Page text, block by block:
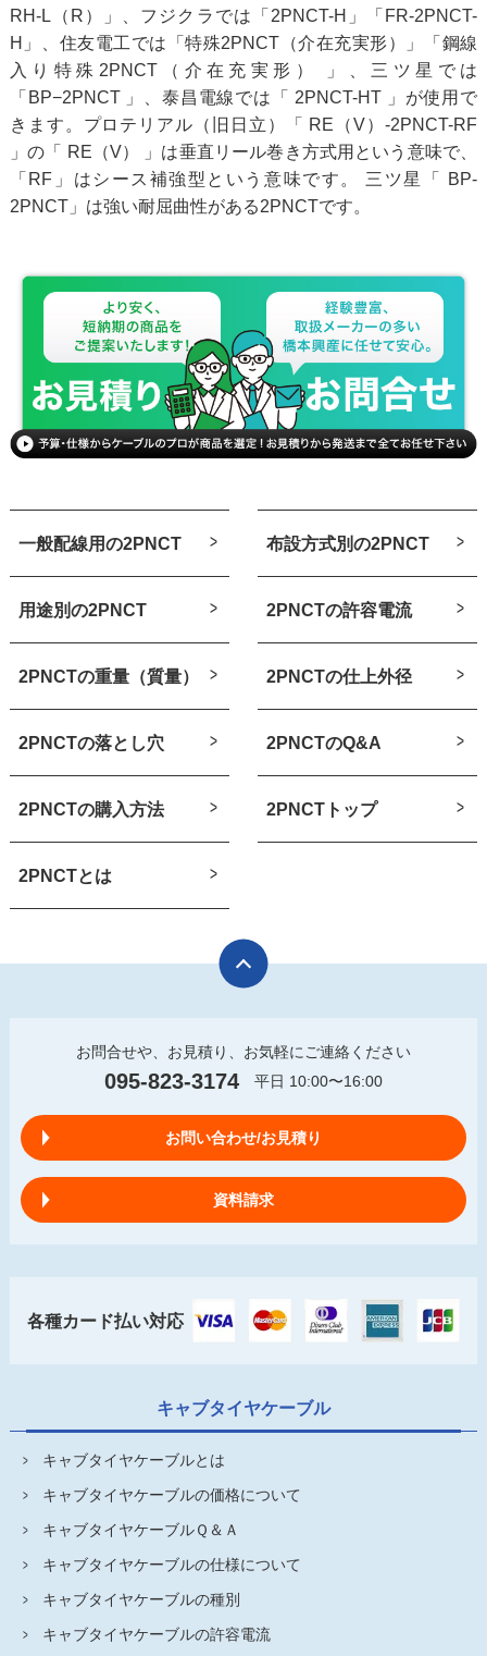
RH-L（R）」、フジクラでは「2PNCT-H」「FR-2PNCT-
H」、住友電工では「特殊2PNCT（介在充実形）」「鋼線
入り特殊2PNCT（介在充実形） 」、三ツ星では
「BP−2PNCT 」、泰昌電線では「 2PNCT-HT 」が使用で
きます。プロテリアル（旧日立）「 RE（V）-2PNCT-RF
」の「 RE（V） 」は垂直リール巻き方式用という意味で、
「RF」はシース補強型という意味です。 三ツ星「 BP-
2PNCT」は強い耐屈曲性がある2PNCTです。
一般配線用の2PNCT 布設方式別の2PNCT
用途別の2PNCT 2PNCTの許容電流
2PNCTの重量（質量） 2PNCTの仕上外径
2PNCTの落とし穴 2PNCTのQ&A
2PNCTの購入方法 2PNCTトップ
2PNCTとは
お問合せや、お見積り、お気軽にご連絡ください
095-823-3174 平日 10:00〜16:00
お問い合わせ/お見積り
資料請求
各種カード払い対応
キャブタイヤケーブル
キャブタイヤケーブルとは
キャブタイヤケーブルの価格について
キャブタイヤケーブルＱ＆Ａ
キャブタイヤケーブルの仕様について
キャブタイヤケーブルの種別
キャブタイヤケーブルの許容電流